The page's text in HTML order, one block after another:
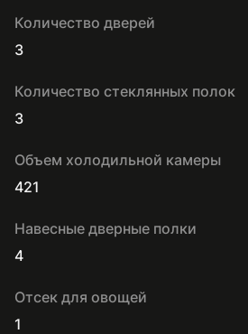
Количество дверей
3
Количество стеклянных полок
3
Объем холодильной камеры
421
Навесные дверные полки
4
Отсек для овощей
1